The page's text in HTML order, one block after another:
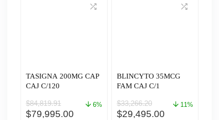
TASIGNA 200MG CAP
CAJ C/120
$84,819.91
El
$79,995.00El
6%
BLINCYTO 35MCG
FAM CAJ C/1
$33,266.20
El
$29,495.00El
11%